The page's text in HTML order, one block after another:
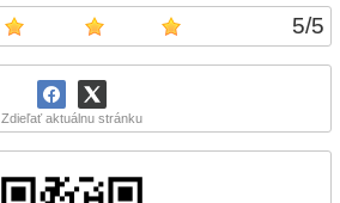
5/5
Zdieľať aktuálnu stránku